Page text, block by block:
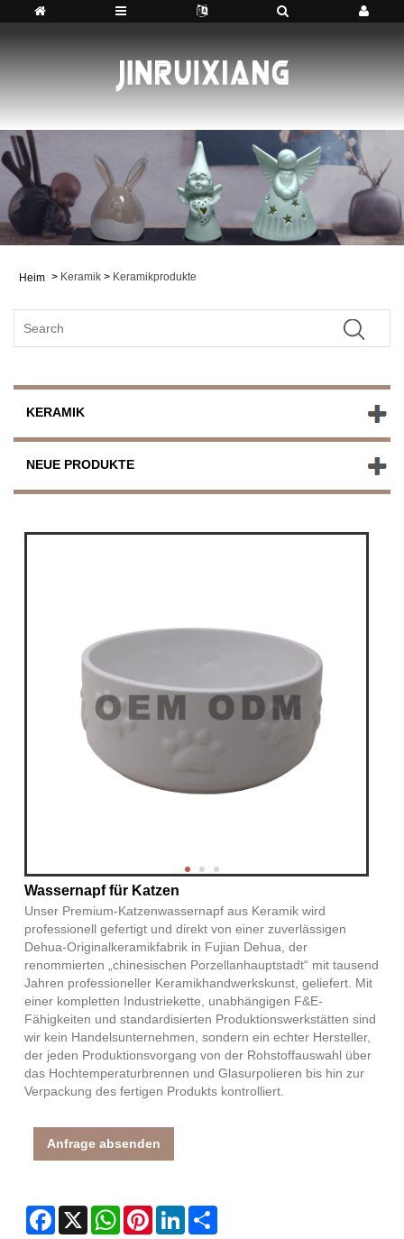
Heim > Keramik > Keramikprodukte
KERAMIK
NEUE PRODUKTE
Wassernapf für Katzen
Unser Premium-Katzenwassernapf aus Keramik wird
professionell gefertigt und direkt von einer zuverlässigen
Dehua-Originalkeramikfabrik in Fujian Dehua, der
renommierten „chinesischen Porzellanhauptstadt“ mit tausend
Jahren professioneller Keramikhandwerkskunst, geliefert. Mit
einer kompletten Industriekette, unabhängigen F&E-
Fähigkeiten und standardisierten Produktionswerkstätten sind
wir kein Handelsunternehmen, sondern ein echter Hersteller,
der jeden Produktionsvorgang von der Rohstoffauswahl über
das Hochtemperaturbrennen und Glasurpolieren bis hin zur
Verpackung des fertigen Produkts kontrolliert.
Anfrage absenden
Facebook
X WhatsAppPinterestLinkedIn